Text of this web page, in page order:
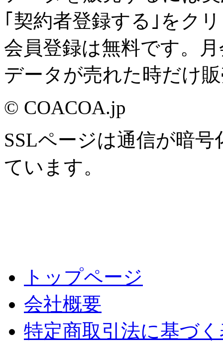
｢契約者登録する｣をク
会員登録は無料です。
データが売れた時だけ
© COACOA.jp
SSLページは通信が暗
ています。
トップページ
会社概要
特定商取引法に基づ